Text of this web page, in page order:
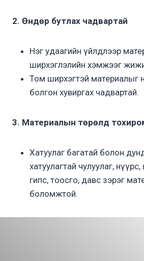
2. Өндөр бутлах чадвартай
Нэг удаагийн үйлдлээр
ширхэглэлийн хэмжээг
Том ширхэгтэй материалыг
болгон хувиргах чадвартай.
3. Материалын төрөлд
Хатуулаг багатай болон
хатуулагтай чулуулаг,
гипс, тоосго, давс зэрэг
боломжтой.